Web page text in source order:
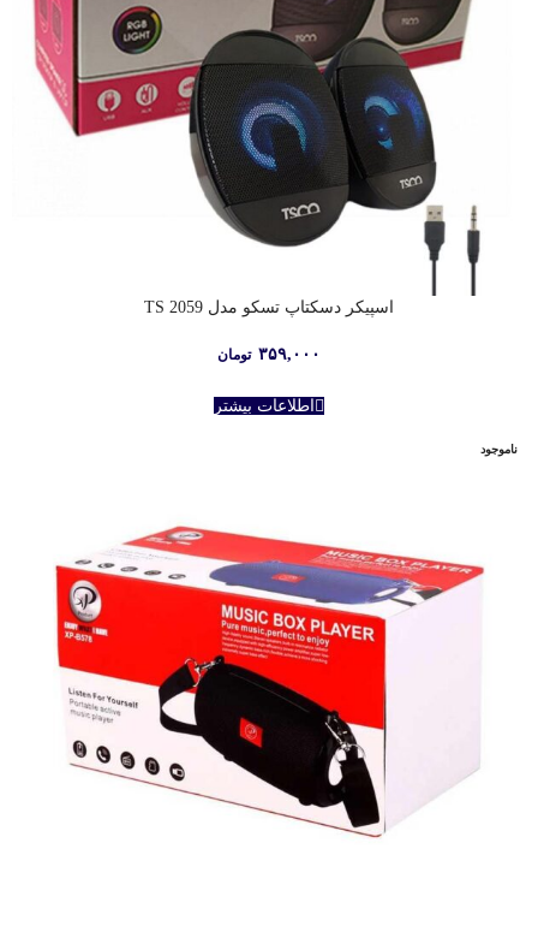
اسپیکر دسکتاپ تسکو مدل TS 2059
۳۵۹,۰۰۰ تومان
اطلاعات بیشتر
ناموجود